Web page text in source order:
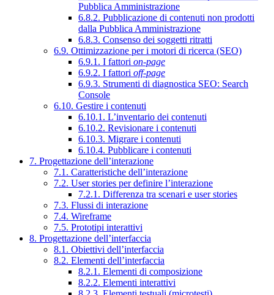
Pubblica Amministrazione
6.8.2. Pubblicazione di contenuti non prodotti
dalla Pubblica Amministrazione
6.8.3. Consenso dei soggetti ritratti
6.9. Ottimizzazione per i motori di ricerca (SEO)
6.9.1. I fattori on-page
6.9.2. I fattori off-page
6.9.3. Strumenti di diagnostica SEO: Search
Console
6.10. Gestire i contenuti
6.10.1. L’inventario dei contenuti
6.10.2. Revisionare i contenuti
6.10.3. Migrare i contenuti
6.10.4. Pubblicare i contenuti
7. Progettazione dell’interazione
7.1. Caratteristiche dell’interazione
7.2. User stories per definire l’interazione
7.2.1. Differenza tra scenari e user stories
7.3. Flussi di interazione
7.4. Wireframe
7.5. Prototipi interattivi
8. Progettazione dell’interfaccia
8.1. Obiettivi dell’interfaccia
8.2. Elementi dell’interfaccia
8.2.1. Elementi di composizione
8.2.2. Elementi interattivi